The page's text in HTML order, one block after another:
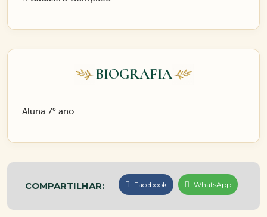
BIOGRAFIA
Aluna 7° ano
COMPARTILHAR: Facebook WhatsApp